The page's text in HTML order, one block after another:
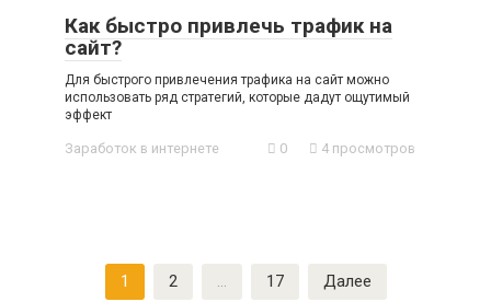
Как быстро привлечь трафик на
сайт?
Для быстрого привлечения трафика на сайт можно
использовать ряд стратегий, которые дадут ощутимый
эффект
Заработок в интернете 0 4 просмотров
1 2 17 Далее